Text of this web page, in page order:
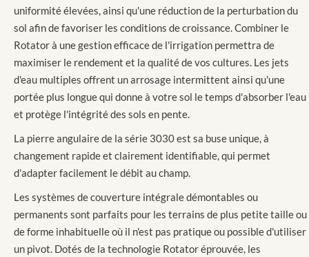
uniformité élevées, ainsi qu'une réduction de la perturbation du
sol afin de favoriser les conditions de croissance. Combiner le
Rotator à une gestion efficace de l'irrigation permettra de
maximiser le rendement et la qualité de vos cultures. Les jets
d'eau multiples offrent un arrosage intermittent ainsi qu'une
portée plus longue qui donne à votre sol le temps d'absorber l'eau
et protège l'intégrité des sols en pente.
La pierre angulaire de la série 3030 est sa buse unique, à
changement rapide et clairement identifiable, qui permet
d'adapter facilement le débit au champ.
Les systèmes de couverture intégrale démontables ou
permanents sont parfaits pour les terrains de plus petite taille ou
de forme inhabituelle où il n'est pas pratique ou possible d'utiliser
un pivot. Dotés de la technologie Rotator éprouvée, les